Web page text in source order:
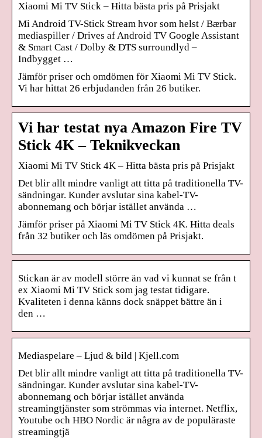
Xiaomi Mi TV Stick – Hitta bästa pris på Prisjakt
Mi Android TV-Stick Stream hvor som helst / Bærbar
mediaspiller / Drives af Android TV Google Assistant
& Smart Cast / Dolby & DTS surroundlyd –
Indbygget …
Jämför priser och omdömen för Xiaomi Mi TV Stick.
Vi har hittat 26 erbjudanden från 26 butiker.
Vi har testat nya Amazon Fire TV
Stick 4K – Teknikveckan
Xiaomi Mi TV Stick 4K – Hitta bästa pris på Prisjakt
Det blir allt mindre vanligt att titta på traditionella TV-
sändningar. Kunder avslutar sina kabel-TV-
abonnemang och börjar istället använda …
Jämför priser på Xiaomi Mi TV Stick 4K. Hitta deals
från 32 butiker och läs omdömen på Prisjakt.
Stickan är av modell större än vad vi kunnat se från t
ex Xiaomi Mi TV Stick som jag testat tidigare.
Kvaliteten i denna känns dock snäppet bättre än i
den …
Mediaspelare – Ljud & bild | Kjell.com
Det blir allt mindre vanligt att titta på traditionella TV-
sändningar. Kunder avslutar sina kabel-TV-
abonnemang och börjar istället använda
streamingtjänster som strömmas via internet. Netflix,
Youtube och HBO Nordic är några av de populäraste
streamingtjä